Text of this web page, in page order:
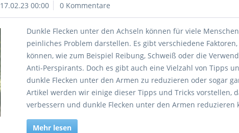
17.02.23 00:00 0 Kommentare
Dunkle Flecken unter den Achseln können für viele
peinliches Problem darstellen. Es gibt verschiedene
können, wie zum Beispiel Reibung, Schweiß oder die
Anti-Perspirants. Doch es gibt auch eine Vielzahl von Tipps
dunkle Flecken unter den Armen zu reduzieren oder sogar
Artikel werden wir einige dieser Tipps und Tricks vorstellen,
verbessern und dunkle Flecken unter den Armen reduzieren
Mehr lesen